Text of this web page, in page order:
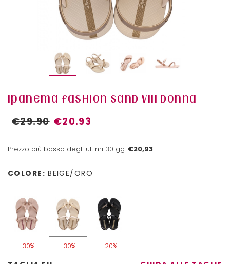
IPANEMA FASHION SAND VIII DONNA
€29.90 €20.93
Prezzo più basso degli ultimi 30 gg: €20,93
COLORE: BEIGE/ORO
-30% -30% -20%